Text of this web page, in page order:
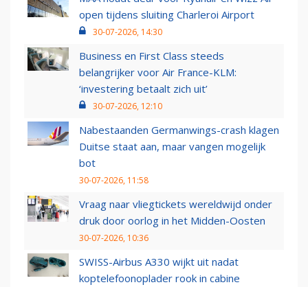
open tijdens sluiting Charleroi Airport
30-07-2026, 14:30
Business en First Class steeds
belangrijker voor Air France-KLM:
‘investering betaalt zich uit’
30-07-2026, 12:10
Nabestaanden Germanwings-crash klagen
Duitse staat aan, maar vangen mogelijk
bot
30-07-2026, 11:58
Vraag naar vliegtickets wereldwijd onder
druk door oorlog in het Midden-Oosten
30-07-2026, 10:36
SWISS-Airbus A330 wijkt uit nadat
koptelefoonoplader rook in cabine